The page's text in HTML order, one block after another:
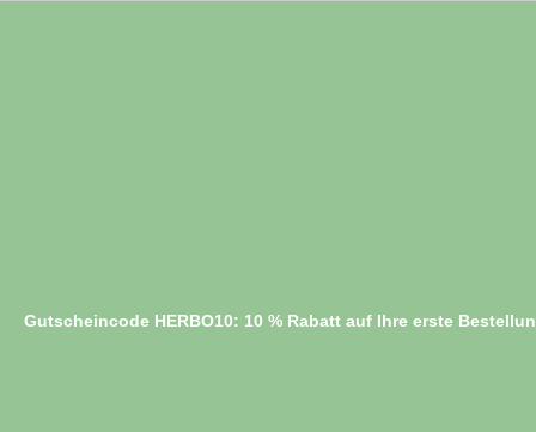
Gutscheincode HERBO10: 10 % Rabatt auf Ihre erste